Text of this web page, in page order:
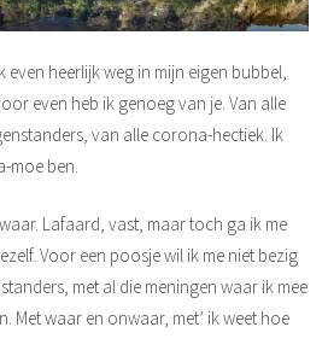
even heerlijk weg in mijn eigen bubbel,
even heb ik genoeg van je. Van alle
van alle corona-hectiek. Ik
moe ben.
Lafaard, vast, maar toch ga ik me
Voor een poosje wil ik me niet bezig
met al die meningen waar ik mee
Met waar en onwaar, met’ ik weet hoe